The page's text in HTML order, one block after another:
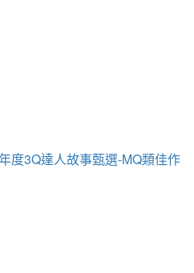
度3Q達人故事甄選-MQ類佳作